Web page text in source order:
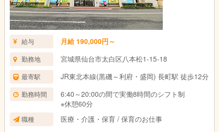
給与 月給 190,000円～
勤務地 宮城県仙台市太白区八本松1-15-18
最寄駅 JR東北本線(黒磯～利府・盛岡) 長町駅 徒歩12分
勤務時間
6:40～20:00の間で実働8時間のシフト制
※休憩60分
職種
医療・介護・保育 / 保育のお仕事